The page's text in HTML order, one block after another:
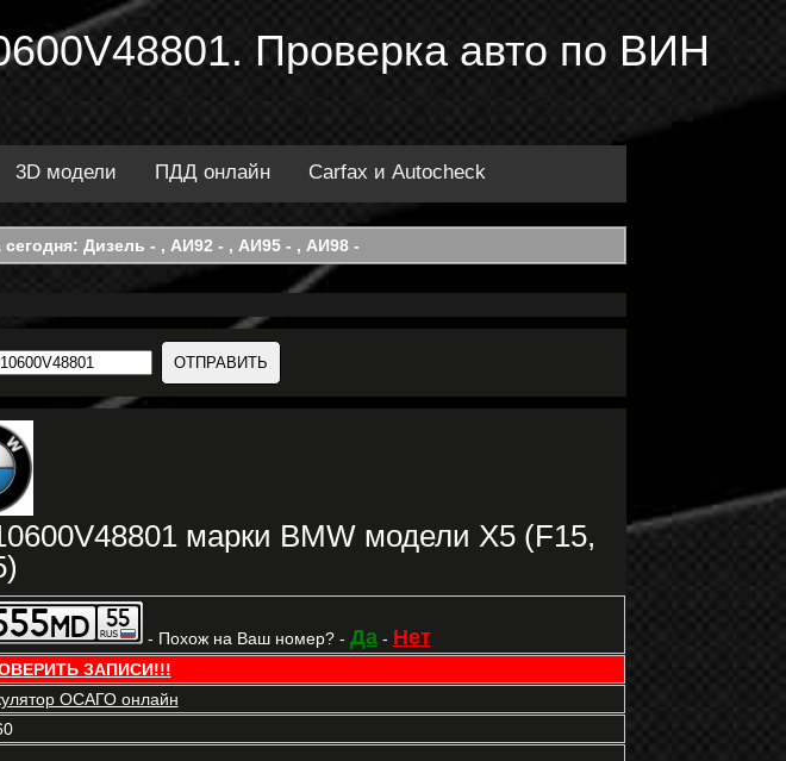
Проверка авто по ВИН
3D модели ПДД онлайн Carfax и Autocheck
сегодня: Дизель - , АИ92 - , АИ95 - , АИ98 -
марки BMW модели X5 (F15,
- Похож на Ваш номер? - Да- Нет
ЗАПИСИ!!!
ОСАГО онлайн